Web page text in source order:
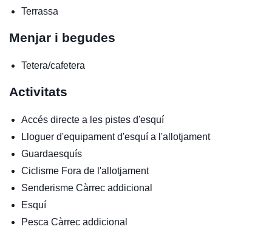
Terrassa
Menjar i begudes
Tetera/cafetera
Activitats
Accés directe a les pistes d'esquí
Lloguer d'equipament d'esquí a l'allotjament
Guardaesquís
Ciclisme Fora de l'allotjament
Senderisme Càrrec addicional
Esquí
Pesca Càrrec addicional